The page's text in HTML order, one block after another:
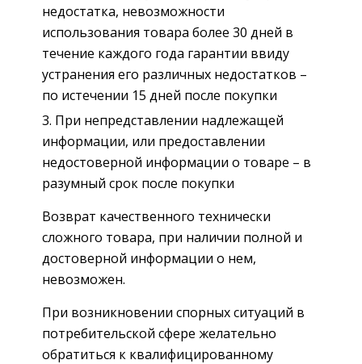
недостатка, невозможности
использования товара более 30 дней в
течение каждого года гарантии ввиду
устранения его различных недостатков –
по истечении 15 дней после покупки
При непредставлении надлежащей
информации, или предоставлении
недостоверной информации о товаре – в
разумный срок после покупки
Возврат качественного технически
сложного товара, при наличии полной и
достоверной информации о нем,
невозможен.
При возникновении спорных ситуаций в
потребительской сфере желательно
обратиться к квалифицированному